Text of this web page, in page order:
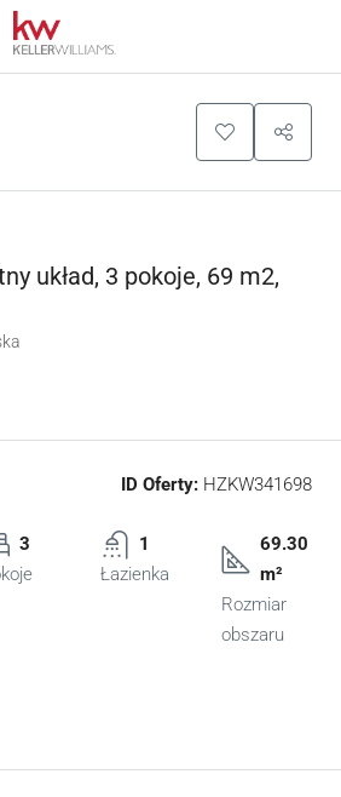
układ, 3 pokoje, 69 m2,
ID Oferty: HZKW341698
3
1
Łazienka
69.30
m²
Rozmiar
obszaru